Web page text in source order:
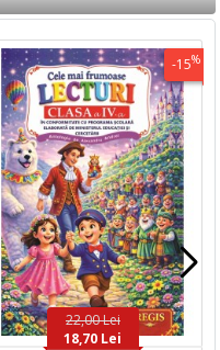
-15%
22,00 Lei
18,70 Lei